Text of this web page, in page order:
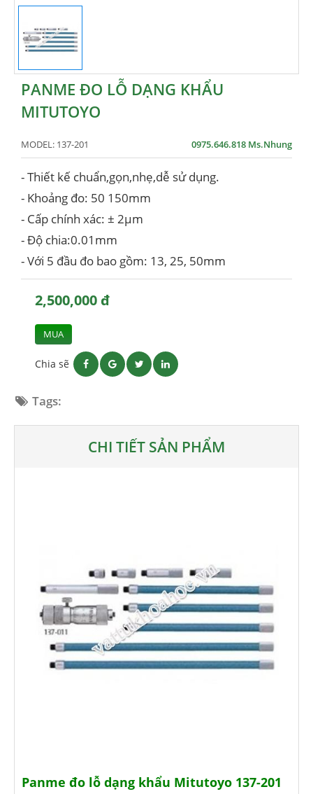
PANME ĐO LỖ DẠNG KHẨU
MITUTOYO
MODEL: 137-201 0975.646.818 Ms.Nhung
- Thiết kế chuẩn,gọn,nhẹ,dễ sử dụng.
- Khoảng đo: 50 150mm
- Cấp chính xác: ± 2µm
- Độ chia:0.01mm
- Với 5 đầu đo bao gồm: 13, 25, 50mm
2,500,000 đ
MUA
Chia sẽ
Tags:
CHI TIẾT SẢN PHẨM
Panme đo lỗ dạng khẩu Mitutoyo 137-201